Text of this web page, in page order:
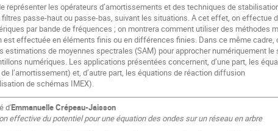
représenter les opérateurs d’amortissements et des techniques de
filtres passe-haut ou passe-bas, suivant les situations. A cet effet, on effectue
par bande de fréquences ; on montrera comment utiliser des méthodes
effectuée en éléments finis ou en différences finies. Dans ce même cadre,
estimations de moyennes spectrales (SAM) pour approcher numériquement le
numériques. Les applications présentées concernent, d’une part, les
l’amortissement) et, d’autre part, les équations de réaction diffusion
de schémas IMEX).
d'Emmanuelle Crépeau-Jaisson
effective du potentiel pour une équation des ondes sur un réseau en arbre